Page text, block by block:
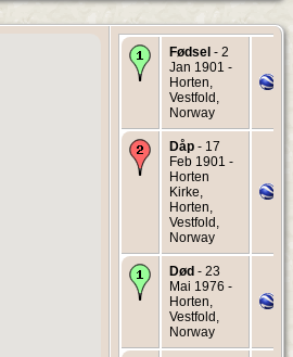
Fødsel - 2
Jan 1901 -
Horten,
Vestfold,
Norway
Dåp - 17
Feb 1901 -
Horten
Kirke,
Horten,
Vestfold,
Norway
Død - 23
Mai 1976 -
Horten,
Vestfold,
Norway